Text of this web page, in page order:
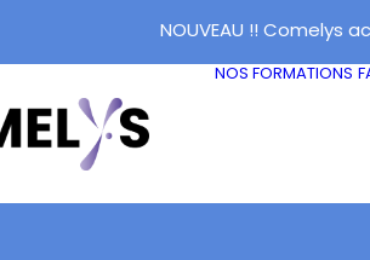
NOUVEAU !! Comelys
NOS FORMATIONS